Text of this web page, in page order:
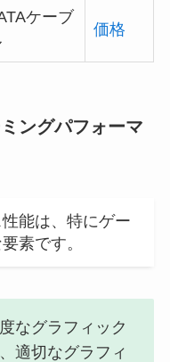
ケーブ
価格
ングパフォーマ
能は、特にゲー
素です。
なグラフィック
適切なグラフィ